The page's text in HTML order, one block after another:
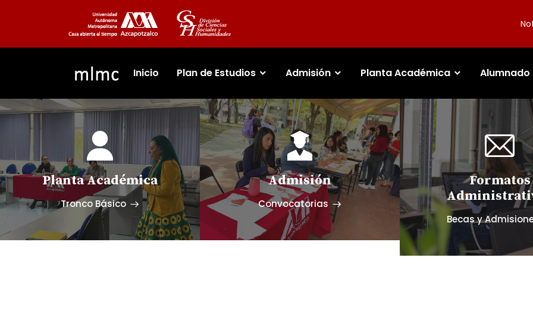
Inicio Plan de Estudios Admisión Planta Académica Alumnado
Planta Académica
Tronco Básico
Admisión
Convocatorias
Formatos
Becas y